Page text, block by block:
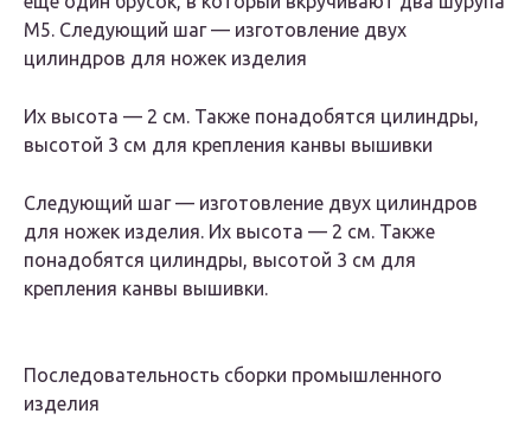
М5. Следующий шаг — изготовление двух
цилиндров для ножек изделия
Их высота — 2 см. Также понадобятся цилиндры,
высотой 3 см для крепления канвы вышивки
Следующий шаг — изготовление двух цилиндров
для ножек изделия. Их высота — 2 см. Также
понадобятся цилиндры, высотой 3 см для
крепления канвы вышивки.
Последовательность сборки промышленного
изделия